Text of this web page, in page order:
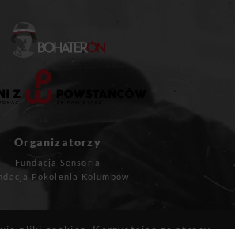
Organizatorzy
Fundacja Sensoria
Pokolenia Kolumbów